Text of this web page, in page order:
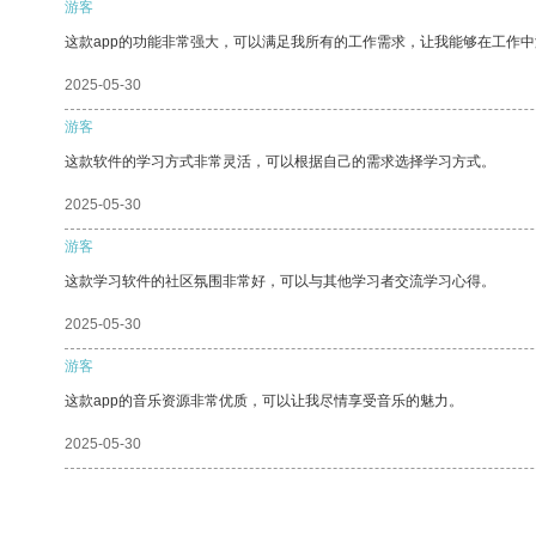
游客
这款app的功能非常强大，可以满足我所有的工作需求，让我能够在工作中
2025-05-30
游客
这款软件的学习方式非常灵活，可以根据自己的需求选择学习方式。
2025-05-30
游客
这款学习软件的社区氛围非常好，可以与其他学习者交流学习心得。
2025-05-30
游客
这款app的音乐资源非常优质，可以让我尽情享受音乐的魅力。
2025-05-30